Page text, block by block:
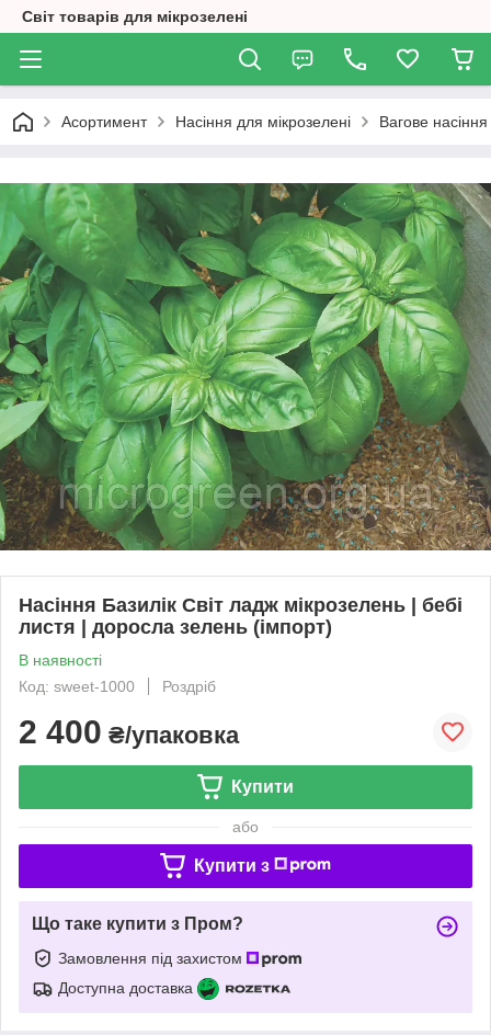
Світ товарів для мікрозелені
Асортимент Насіння для мікрозелені Вагове насіння
Насіння Базилік Світ ладж мікрозелень | бебі
листя | доросла зелень (імпорт)
В наявності
Код: sweet-1000
Роздріб
2 400 ₴/упаковка
Купити
або
Купити з
Що таке купити з Пром?
Замовлення під захистом
Доступна доставка